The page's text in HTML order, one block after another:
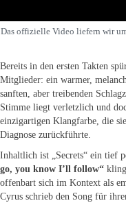
Das offizielle Video liefern wir
Bereits in den ersten Takten
Mitglieder: ein warmer,
sanften, aber treibenden
Stimme liegt verletzlich und
einzigartigen Klangfarbe, die
Diagnose zurückführte.
Inhaltlich ist „Secrets“ ein tief
go, you know I’ll follow“
offenbart sich im Kontext als
Cyrus schrieb den Song für